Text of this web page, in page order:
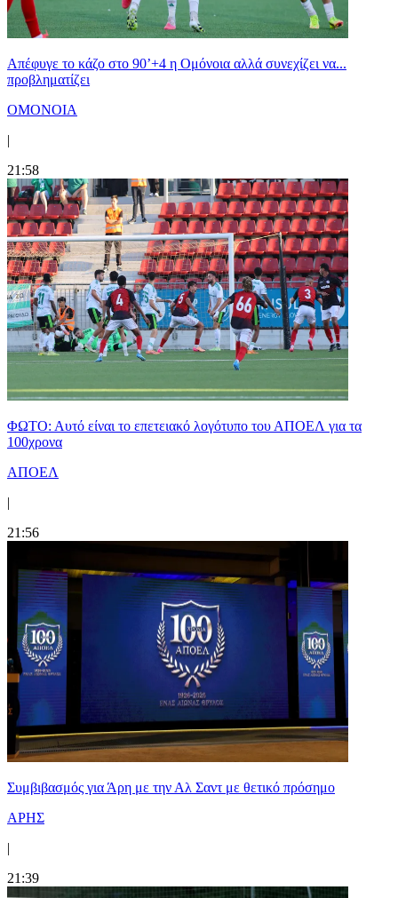
Απέφυγε το κάζο στο 90’+4 η Ομόνοια αλλά συνεχίζει να...
προβληματίζει
ΟΜΟΝΟΙΑ
|
21:58
ΦΩΤΟ: Αυτό είναι το επετειακό λογότυπο του ΑΠΟΕΛ για τα
100χρονα
ΑΠΟΕΛ
|
21:56
Συμβιβασμός για Άρη με την Αλ Σαντ με θετικό πρόσημο
ΑΡΗΣ
|
21:39